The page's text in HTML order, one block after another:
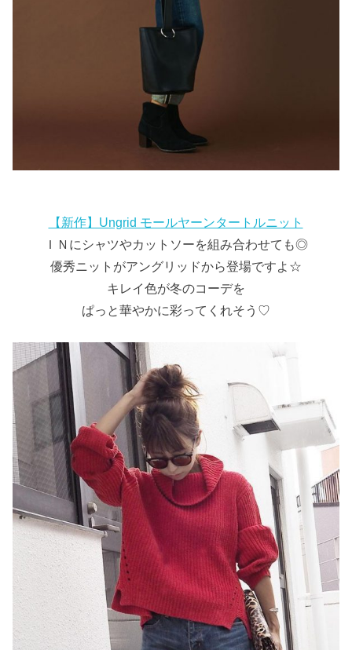
【新作】Ungrid モールヤーンタートルニット
ＩＮにシャツやカットソーを組み合わせても◎
優秀ニットがアングリッドから登場ですよ☆
キレイ色が冬のコーデを
ぱっと華やかに彩ってくれそう♡